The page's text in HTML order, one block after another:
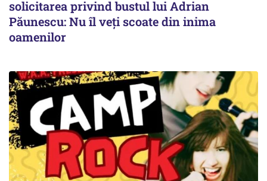
solicitarea privind bustul lui Adrian
Păunescu: Nu îl veți scoate din inima
oamenilor